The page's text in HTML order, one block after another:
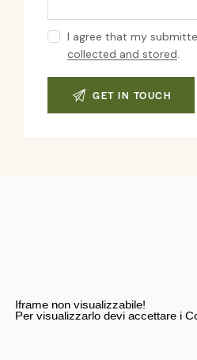
I agree that my
collected and stored.